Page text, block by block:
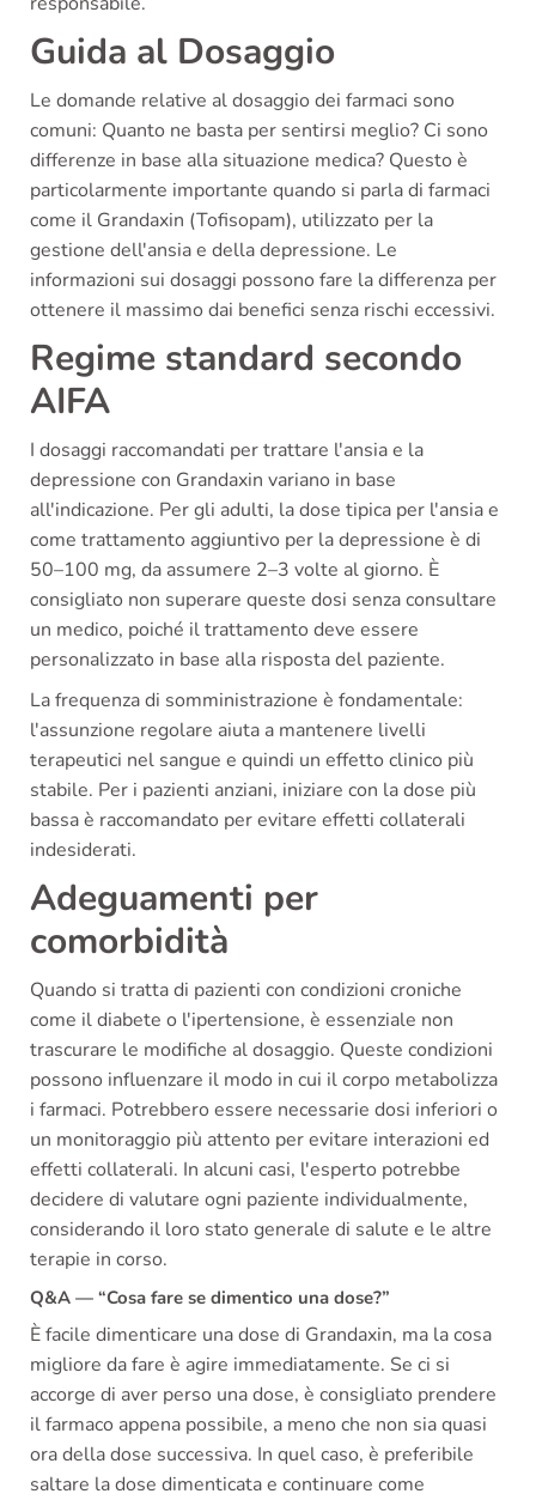
Guida al Dosaggio
Le domande relative al dosaggio dei farmaci sono
comuni: Quanto ne basta per sentirsi meglio? Ci sono
differenze in base alla situazione medica? Questo è
particolarmente importante quando si parla di farmaci
come il Grandaxin (Tofisopam), utilizzato per la
gestione dell'ansia e della depressione. Le
informazioni sui dosaggi possono fare la differenza per
ottenere il massimo dai benefici senza rischi eccessivi.
Regime standard secondo
AIFA
I dosaggi raccomandati per trattare l'ansia e la
depressione con Grandaxin variano in base
all'indicazione. Per gli adulti, la dose tipica per l'ansia e
come trattamento aggiuntivo per la depressione è di
50–100 mg, da assumere 2–3 volte al giorno. È
consigliato non superare queste dosi senza consultare
un medico, poiché il trattamento deve essere
personalizzato in base alla risposta del paziente.
La frequenza di somministrazione è fondamentale:
l'assunzione regolare aiuta a mantenere livelli
terapeutici nel sangue e quindi un effetto clinico più
stabile. Per i pazienti anziani, iniziare con la dose più
bassa è raccomandato per evitare effetti collaterali
indesiderati.
Adeguamenti per
comorbidità
Quando si tratta di pazienti con condizioni croniche
come il diabete o l'ipertensione, è essenziale non
trascurare le modifiche al dosaggio. Queste condizioni
possono influenzare il modo in cui il corpo metabolizza
i farmaci. Potrebbero essere necessarie dosi inferiori o
un monitoraggio più attento per evitare interazioni ed
effetti collaterali. In alcuni casi, l'esperto potrebbe
decidere di valutare ogni paziente individualmente,
considerando il loro stato generale di salute e le altre
terapie in corso.
Q&A — “Cosa fare se dimentico una dose?”
È facile dimenticare una dose di Grandaxin, ma la cosa
migliore da fare è agire immediatamente. Se ci si
accorge di aver perso una dose, è consigliato prendere
il farmaco appena possibile, a meno che non sia quasi
ora della dose successiva. In quel caso, è preferibile
saltare la dose dimenticata e continuare come